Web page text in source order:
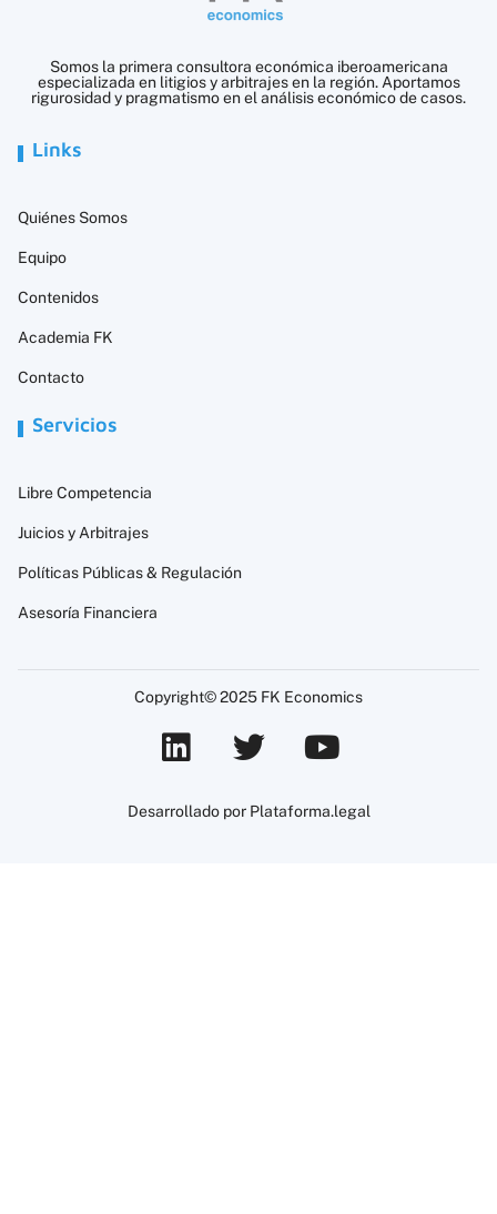
Somos la primera consultora económica iberoamericana
especializada en litigios y arbitrajes en la región. Aportamos
rigurosidad y pragmatismo en el análisis económico de casos.
Links
Quiénes Somos
Equipo
Contenidos
Academia FK
Contacto
Servicios
Libre Competencia
Juicios y Arbitrajes
Políticas Públicas & Regulación
Asesoría Financiera
Copyright© 2025 FK Economics
Desarrollado por Plataforma.legal